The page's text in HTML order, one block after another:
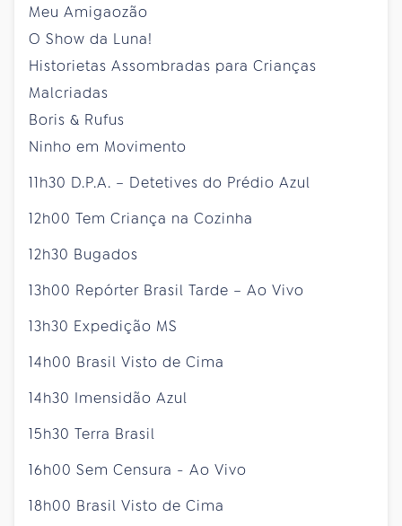
Meu Amigaozão
O Show da Luna!
Historietas Assombradas para Crianças
Malcriadas
Boris & Rufus
Ninho em Movimento
11h30 D.P.A. – Detetives do Prédio Azul
12h00 Tem Criança na Cozinha
12h30 Bugados
13h00 Repórter Brasil Tarde – Ao Vivo
13h30 Expedição MS
14h00 Brasil Visto de Cima
14h30 Imensidão Azul
15h30 Terra Brasil
16h00 Sem Censura - Ao Vivo
18h00 Brasil Visto de Cima